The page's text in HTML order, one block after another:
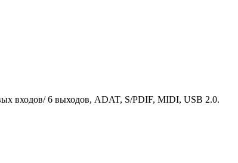
входов/ 6 выходов, ADAT, S/PDIF, MIDI, USB 2.0.